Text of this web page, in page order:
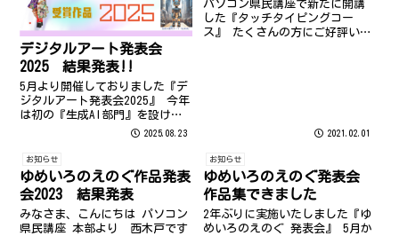
デジタルアート発表会
2025 結果発表!!
5月より開催しておりました『デ
ジタルアート発表会2025』 今年
は初の『生成AI部門』を設けて
の開催！ 例年より多くの方にご
なりました!! ご参加いただいた
皆様、ありがとうございまし
た！ インストラクター・ス...
2025.08.23
パソコン県民講座で新たに開講
した『タッチタイピングコー
ス』 たくさんの方にご好評いた
2021.02.01
お知らせ
ゆめいろのえのぐ作品発表
会2023 結果発表
みなさま、こんにちは パソコン
県民講座 本部より 西木戸です
お知らせ
ゆめいろのえのぐ発表会
作品集できました
2年ぶりに実施いたしました『ゆ
めいろのえのぐ 発表会』 5月か